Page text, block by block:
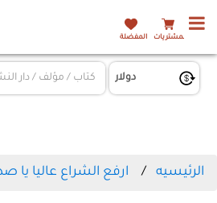
المشتريات المفضلة
الرئيسيه ارفع الشراع عاليا يا